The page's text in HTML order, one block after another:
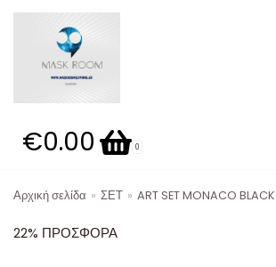
περιεχόμενο
€0.00 0
Καλάθι
Αρχική σελίδα » ΣΕΤ » ART SET MONACO BLACK
22% ΠΡΟΣΦΟΡΑ